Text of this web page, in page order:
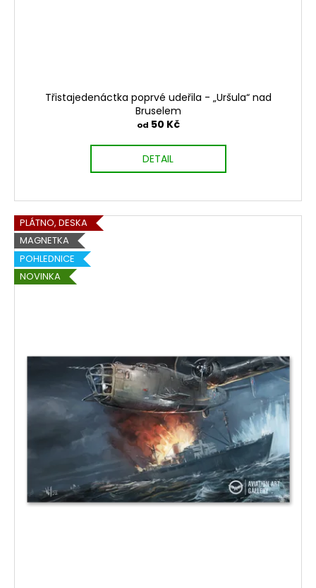
Třistajedenáctka poprvé udeřila - „Uršula“ nad
Bruselem
od 50 Kč
DETAIL
PLÁTNO, DESKA
MAGNETKA
POHLEDNICE
NOVINKA